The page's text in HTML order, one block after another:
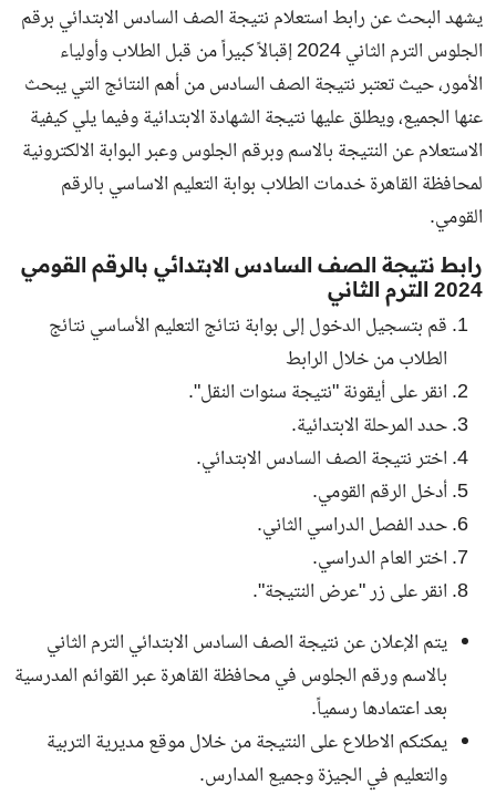
يشهد البحث عن رابط استعلام نتيجة الصف السادس الابتدائي برقم
الجلوس الترم الثاني
2024 إقبالاً كبيراً من قبل الطلاب وأولياء
الأمور، حيث تعتبر نتيجة الصف السادس من أهم النتائج التي يبحث
عنها الجميع، ويطلق عليها نتيجة الشهادة الابتدائية وفيما يلي كيفية
الاستعلام عن النتيجة بالاسم وبرقم الجلوس وعبر البوابة الالكترونية
لمحافظة القاهرة خدمات الطلاب بوابة التعليم الاساسي بالرقم
القومي.
رابط نتيجة الصف السادس الابتدائي بالرقم القومي
2024 الترم الثاني
قم بتسجيل الدخول إلى بوابة نتائج التعليم الأساسي نتائج
الطلاب من خلال الرابط
انقر على أيقونة "نتيجة سنوات النقل".
حدد المرحلة الابتدائية.
اختر نتيجة الصف السادس الابتدائي.
أدخل الرقم القومي.
حدد الفصل الدراسي الثاني.
اختر العام الدراسي.
انقر على زر "عرض النتيجة".
يتم الإعلان عن نتيجة الصف السادس الابتدائي الترم الثاني
بالاسم ورقم الجلوس في محافظة القاهرة عبر القوائم المدرسية
بعد اعتمادها رسمياً.
يمكنكم الاطلاع على النتيجة من خلال موقع مديرية التربية
والتعليم في الجيزة وجميع المدارس.